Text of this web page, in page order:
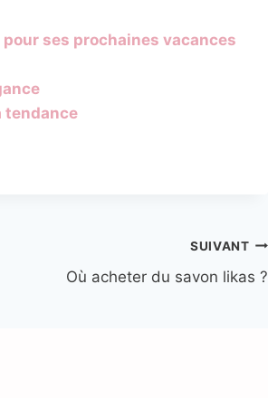
ses prochaines vacances
tendance
SUIVANT
Où acheter du savon likas ?